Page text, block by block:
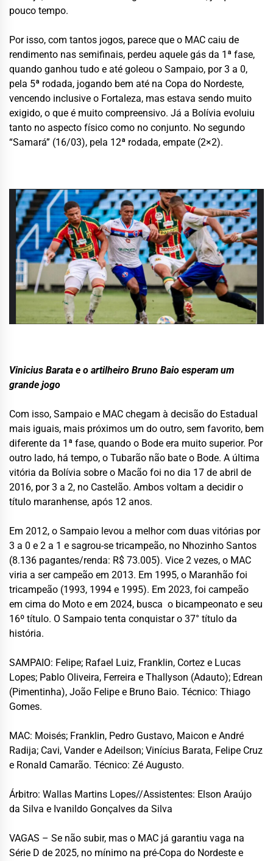
pouco tempo.
Por isso, com tantos jogos, parece que o MAC caiu de
rendimento nas semifinais, perdeu aquele gás da 1ª fase,
quando ganhou tudo e até goleou o Sampaio, por 3 a 0,
pela 5ª rodada, jogando bem até na Copa do Nordeste,
vencendo inclusive o Fortaleza, mas estava sendo muito
exigido, o que é muito compreensivo. Já a Bolívia evoluiu
tanto no aspecto físico como no conjunto. No segundo
“Samará” (16/03), pela 12ª rodada, empate (2×2).
Vinicius Barata e o artilheiro Bruno Baio esperam um
grande jogo
Com isso, Sampaio e MAC chegam à decisão do Estadual
mais iguais, mais próximos um do outro, sem favorito, bem
diferente da 1ª fase, quando o Bode era muito superior. Por
outro lado, há tempo, o Tubarão não bate o Bode. A última
vitória da Bolívia sobre o Macão foi no dia 17 de abril de
2016, por 3 a 2, no Castelão. Ambos voltam a decidir o
título maranhense, após 12 anos.
Em 2012, o Sampaio levou a melhor com duas vitórias por
3 a 0 e 2 a 1 e sagrou-se tricampeão, no Nhozinho Santos
(8.136 pagantes/renda: R$ 73.005). Vice 2 vezes, o MAC
viria a ser campeão em 2013. Em 1995, o Maranhão foi
tricampeão (1993, 1994 e 1995). Em 2023, foi campeão
em cima do Moto e em 2024, busca o bicampeonato e seu
16º título. O Sampaio tenta conquistar o 37° título da
história.
SAMPAIO: Felipe; Rafael Luiz, Franklin, Cortez e Lucas
Lopes; Pablo Oliveira, Ferreira e Thallyson (Adauto); Edrean
(Pimentinha), João Felipe e Bruno Baio. Técnico: Thiago
Gomes.
MAC: Moisés; Franklin, Pedro Gustavo, Maicon e André
Radija; Cavi, Vander e Adeilson; Vinícius Barata, Felipe Cruz
e Ronald Camarão. Técnico: Zé Augusto.
Árbitro: Wallas Martins Lopes//Assistentes: Elson Araújo
da Silva e Ivanildo Gonçalves da Silva
VAGAS – Se não subir, mas o MAC já garantiu vaga na
Série D de 2025, no mínimo na pré-Copa do Nordeste e